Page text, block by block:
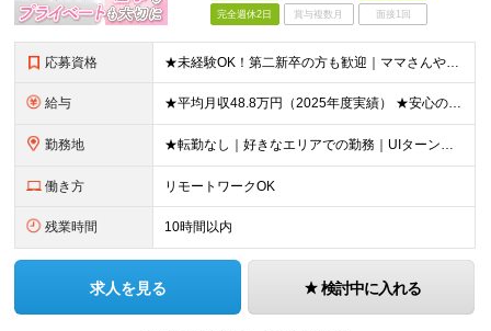
完全週休2日 賞与複数月 面接1回
応募資格 ★未経験OK！第二新卒の方も歓迎｜ママさんやブランクありの方など、20～50代女性が多数活躍中♪ ◆高卒以上 ◆社会人経験をお持ちの方 - 業界・業種・職種・経験年数は問いません。 «こんな方が
給与 ★平均月収48.8万円（2025年度実績） ★安心の固定給＋賞与年2回＋インセンティブ！手当も充実 月給21万円～23万円＋諸手当＋インセンティブ＋賞与年2回 ※給与は年間平均の税込定例給与です。賞
勤務地 ★転勤なし｜好きなエリアでの勤務｜UIターン歓迎 全国47都道府県にある支社のいずれかにて勤務していただきます。 ＜募集エリア＞ ◆北海道・東北：北海道/青森/宮城/岩手/秋田/山形/福島
働き方 リモートワークOK
残業時間 10時間以内
求人を見る 検討中に入れる